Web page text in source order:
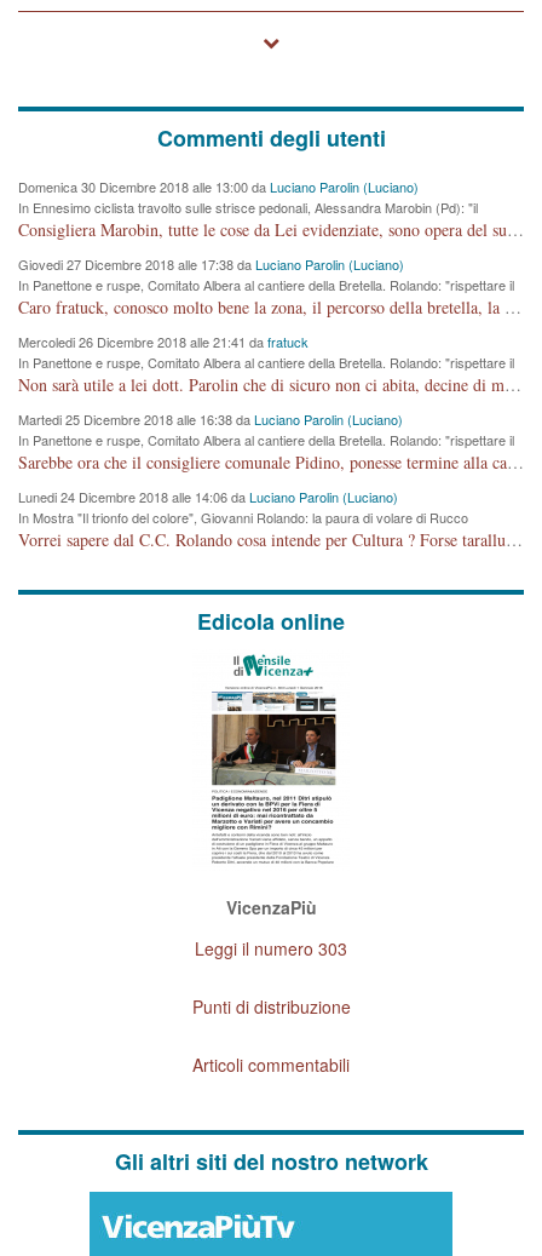
Commenti degli utenti
Domenica 30 Dicembre 2018 alle 13:00 daLuciano Parolin (Luciano)
In Ennesimo ciclista travolto sulle strisce pedonali, Alessandra Marobin (Pd): "il
Comune si svegli"
Consigliera Marobin, tutte le cose da Lei evidenziate, sono opera del suo ex Assessore e compagno di Partito Antonio Marco Dalla Pozza Assessore alla "progettazione" di piste ciclabili e altre porcherie. A lui manderei il conto da saldare per incidenti e danni alle persone. E' ora che "finiamola." Avete perso rassegnatevi. qui IL SINDACO RUCCO NON C'ENTRA PER NIENTE. CAPITO!!!!!!!! Amen.
Giovedi 27 Dicembre 2018 alle 17:38 daLuciano Parolin (Luciano)
In Panettone e ruspe, Comitato Albera al cantiere della Bretella. Rolando: "rispettare il
cronoprogramma"
Caro fratuck, conosco molto bene la zona, il percorso della bretella, la situazione dei cittadini, abito in Viale Trento. A partire dal 2003 ho partecipato al Comitato di Maddalene pro bretella, e a riunioni propositive per apportare modifiche al progetto. Numerose mie foto del territorio sono arrivate a Roma, altri miei interventi (non graditi dalla Sx) sono stati pubblicati dal GdV, assieme ad altri come Ciro Asproso, ora favorevole alla bretella. Ho partecipato alla raccolta firme per la chiusura della strada x 5 giorni eseguita dal Sindaco Hullwech per sforamento 180 Micro/g. Pertanto come impegno per la tematica sono apposto con la coscienza. Ora il Progetto è partito, fine! Voglio dire che la nuova Giunta "comunale" non c'entra più. L'opera sarà "malauguratamente" eseguita, ma non con il mio placet. Il Consigliere Comunale dovrebbe capire che la campagna elettorale è finita, con buona pace di tutti. Quello che invece dovrebbe interessare è la proprietà della strada, dall'uscita autostradale Ovest, sino alla Rotatoria dell'Albara, vi sono tre possessori: Autostrade SpA; La Provincia, il Comune. Come la mettiamo per il futuro ? I costi, da 50 sono saliti a 100 milioni di € come dire 20 milioni a KM (!) da non credere. Comunque si farà. Ma nessuno canti Vittoria, anzi meglio non farne un ulteriore fatto "partitico" per questioni elettorali o di seggio. Se mi manda la sua mail, sono disponibile ad inviare i documenti e le foto sopra descritte. Con ossequi, Luciano Parolin
Mercoledi 26 Dicembre 2018 alle 21:41 dafratuck
In Panettone e ruspe, Comitato Albera al cantiere della Bretella. Rolando: "rispettare il
cronoprogramma"
Non sarà utile a lei dott. Parolin che di sicuro non ci abita, decine di migliaia di TIR, automobili e padroncini che passano quotidianamente per una strada appena rotabile, non è più possibile stendere i panni, attraversare la strada senza rischiare la morte, le case stanno crepando, i tempi sono cambiati e la bretella non passerà assolutamente per maddalene (ma cosa sta a dire?!), dia invece responsabilità a chi ha costruito tagliando la strada che doveva invece terminare a isola vicentina e non al moracchino lasciando Motta di Costabissara ancora in panne di traffico. I tempi sono cambiati dottore e se l'anagrafe della vita stagna nell'essere umano impressioni conservatrici, la società non le considera perchè va avanti, si industrializza e ha bisogno di infrastrutture e di sviluppo. Ultima considerazione, se è geloso di Rolando perchè vede in lui solo campagne politiche mentre si difendono i SOLI diritti dei cittadini, la preghiamo faccia considerazioni più appropriate. Saluti e complimenti per i suoi scritti.
Martedi 25 Dicembre 2018 alle 16:38 daLuciano Parolin (Luciano)
In Panettone e ruspe, Comitato Albera al cantiere della Bretella. Rolando: "rispettare il
cronoprogramma"
Sarebbe ora che il consigliere comunale Pidino, ponesse termine alla campagna elettorale nel territorio del suo seggio Villaggio del Sole. La tiraca è iniziata, distruggerà 6 km di prateria ovest della città, ricca di fonti e sorgenti d'acqua. I cittadini di Maddalene non avranno più Pace la notte. Molta colpa per la costruzione di questa Strada è proprio del signor Rolando,dei suoi gazebo mobili e che vuol far passare questa opera VANDALICA come progetto "utile" a chi ? Non è cosa seria sig. Rolando!
Lunedi 24 Dicembre 2018 alle 14:06 daLuciano Parolin (Luciano)
In Mostra "Il trionfo del colore", Giovanni Rolando: la paura di volare di Rucco
Vorrei sapere dal C.C. Rolando cosa intende per Cultura ? Forse tarallucci, vino e sagre, o spaghetti tricolori del PD ? Il continuo (s)parlare della mostra a Palazzo Chiericati caro consigliere DANNEGGIA FORTEMENTE l'immagine della città TUTTA e fa deviare i consensi che in RUSSIA (badi bene ex U.R.S.S.) sono ECCELLENTI. A livello artistico l'evento è di alta Valenza culturale, COMPITO di Tutta la Cittadinanza fare il possibile per propagandare l'iniziativa senza farne UN CASO PARTITICO come fa Lei da sempre. Meno Gazebo + Partecipazione! E così sia. Amen.
Edicola online
VicenzaPiù
Leggi il numero 303
Punti di distribuzione
Articoli commentabili
Gli altri siti del nostro network